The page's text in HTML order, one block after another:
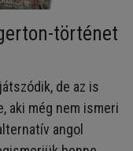
történet
de az is
aki még nem ismeri
angol